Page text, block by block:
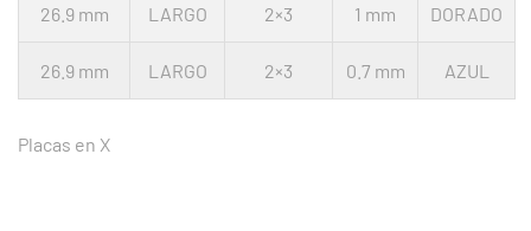
26.9 mm LARGO 2×3 1 mm DORADO
26.9 mm LARGO 2×3 0.7 mm AZUL
Placas en X